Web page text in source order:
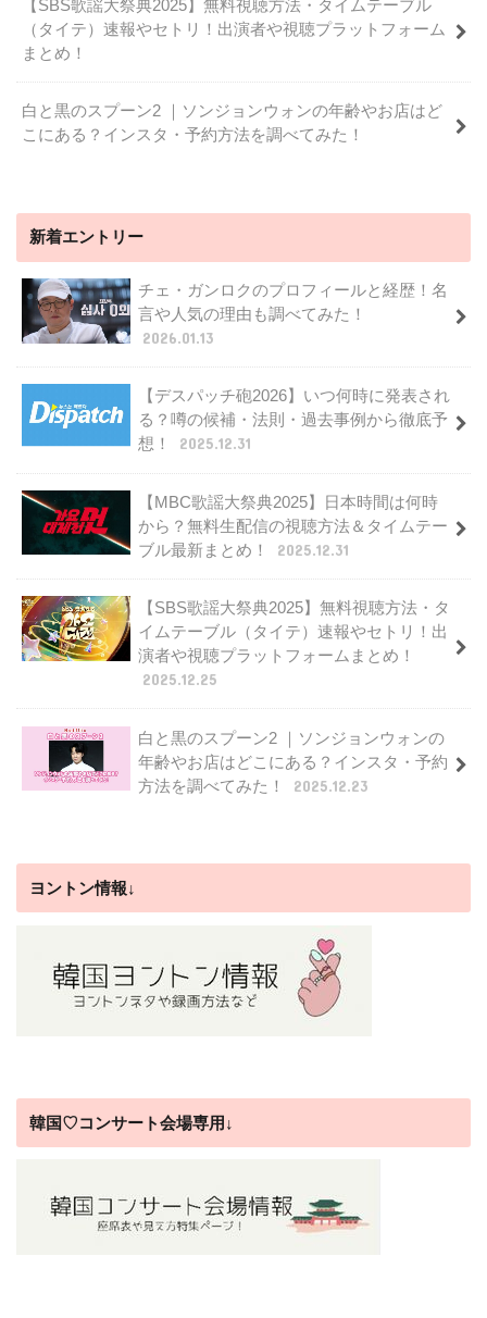
【SBS歌謡大祭典2025】無料視聴方法・タイムテーブル
（タイテ）速報やセトリ！出演者や視聴プラットフォーム
まとめ！
白と黒のスプーン2 ｜ソンジョンウォンの年齢やお店はど
こにある？インスタ・予約方法を調べてみた！
新着エントリー
チェ・ガンロクのプロフィールと経歴！名
言や人気の理由も調べてみた！
2026.01.13
【デスパッチ砲2026】いつ何時に発表され
る？噂の候補・法則・過去事例から徹底予
想！
2025.12.31
【MBC歌謡大祭典2025】日本時間は何時
から？無料生配信の視聴方法＆タイムテー
ブル最新まとめ！
2025.12.31
【SBS歌謡大祭典2025】無料視聴方法・タ
イムテーブル（タイテ）速報やセトリ！出
演者や視聴プラットフォームまとめ！
2025.12.25
白と黒のスプーン2 ｜ソンジョンウォンの
年齢やお店はどこにある？インスタ・予約
方法を調べてみた！
2025.12.23
ヨントン情報↓
韓国♡コンサート会場専用↓